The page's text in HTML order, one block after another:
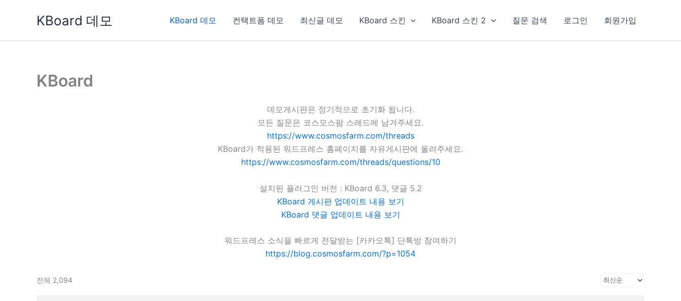
KBoard 데모 KBoard 데모 컨택트폼 데모 최신글 데모 KBoard 스킨 KBoard 스킨 2 질문 검색 로그인 회원가입
KBoard
데모게시판은 정기적으로 초기화 됩니다.
모든 질문은 코스모스팜 스레드에 남겨주세요.
https://www.cosmosfarm.com/threads
KBoard가 적용된 워드프레스 홈페이지를 자유게시판에 올려주세요.
https://www.cosmosfarm.com/threads/questions/10
설치된 플러그인 버전 : KBoard 6.3, 댓글 5.2
KBoard 게시판 업데이트 내용 보기
KBoard 댓글 업데이트 내용 보기
워드프레스 소식을 빠르게 전달받는 [카카오톡] 단톡방 참여하기
https://blog.cosmosfarm.com/?p=1054
전체 2,094